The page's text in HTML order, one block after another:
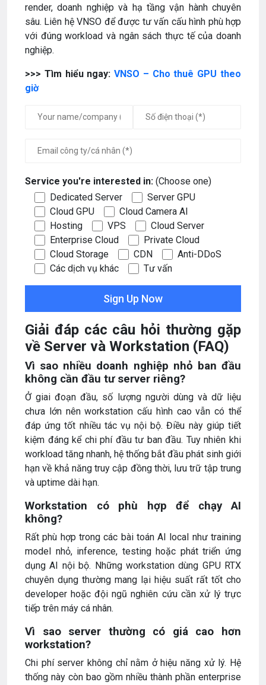
render, doanh nghiệp và hạ tầng vận hành chuyên
sâu. Liên hệ VNSO để được tư vấn cấu hình phù hợp
với đúng workload và ngân sách thực tế của doanh
nghiệp.
>>> Tìm hiểu ngay:VNSO – Cho thuê GPU theo
giờ
Service you're interested in: (Choose one)
Dedicated Server
Server GPU
Cloud GPU
Cloud Camera AI
Hosting
VPS
Cloud Server
Enterprise Cloud
Private Cloud
Cloud Storage
CDN
Anti-DDoS
Các dịch vụ khác
Tư vấn
Giải đáp các câu hỏi thường gặp
về Server và Workstation (FAQ)
Vì sao nhiều doanh nghiệp nhỏ ban đầu
không cần đầu tư server riêng?
Ở giai đoạn đầu, số lượng người dùng và dữ liệu
chưa lớn nên workstation cấu hình cao vẫn có thể
đáp ứng tốt nhiều tác vụ nội bộ. Điều này giúp tiết
kiệm đáng kể chi phí đầu tư ban đầu. Tuy nhiên khi
workload tăng nhanh, hệ thống bắt đầu phát sinh giới
hạn về khả năng truy cập đồng thời, lưu trữ tập trung
và uptime dài hạn.
Workstation có phù hợp để chạy AI
không?
Rất phù hợp trong các bài toán AI local như training
model nhỏ, inference, testing hoặc phát triển ứng
dụng AI nội bộ. Những workstation dùng GPU RTX
chuyên dụng thường mang lại hiệu suất rất tốt cho
developer hoặc đội ngũ nghiên cứu cần xử lý trực
tiếp trên máy cá nhân.
Vì sao server thường có giá cao hơn
workstation?
Chi phí server không chỉ nằm ở hiệu năng xử lý. Hệ
thống này còn bao gồm nhiều thành phần enterprise